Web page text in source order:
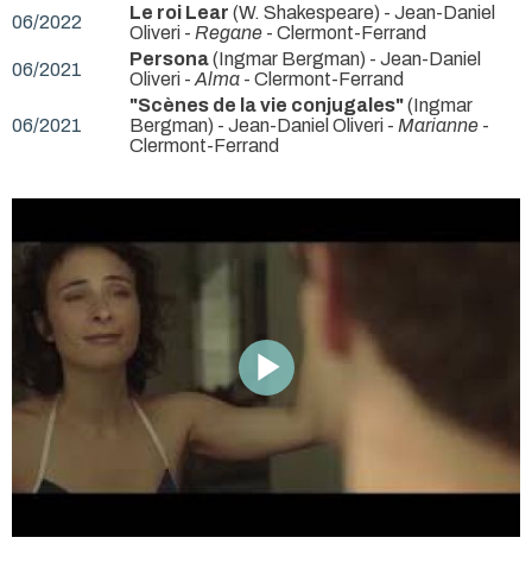
06/2022 Le roi Lear (W. Shakespeare) - Jean-Daniel
Oliveri - Regane - Clermont-Ferrand
06/2021
Persona(Ingmar Bergman) - Jean-Daniel
Oliveri - Alma - Clermont-Ferrand
06/2021
"Scènes de la vie conjugales"(Ingmar
Bergman) - Jean-Daniel Oliveri - Marianne -
Clermont-Ferrand